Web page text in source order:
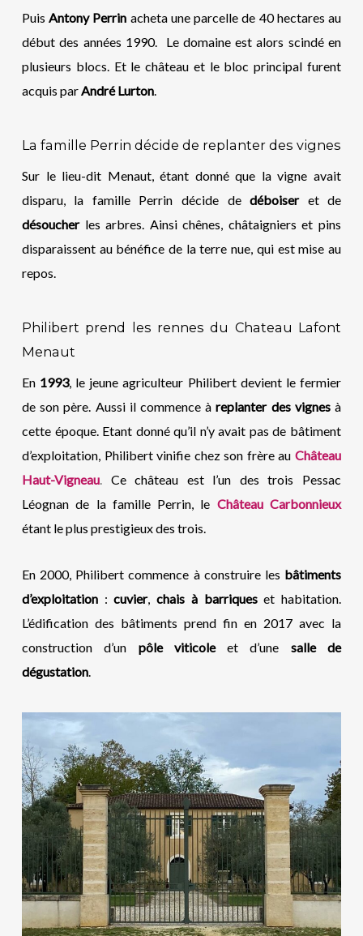
PuisAntony Perrin acheta une parcelle de 40 hectares au
début des années 1990.
Le domaine est alors scindé en
plusieurs blocs. Et le château et le bloc principal furent
acquis parAndré Lurton.
La famille Perrin décide de replanter des vignes
Sur le lieu-dit Menaut, étant donné que la vigne avait
disparu, la famille Perrin décide dedéboiseret de
désoucherles arbres. Ainsi chênes, châtaigniers et pins
disparaissent au bénéfice de la terre nue, qui est mise au
repos.
Philibert prend les rennes du Chateau Lafont
Menaut
En 1993, le jeune agriculteur Philibert devient le fermier
de son père. Aussi il commence àreplanter des vignesà
cette époque. Etant donné qu’il n’y avait pas de bâtiment
d’exploitation, Philibert vinifie chez son frère au Château
Haut-Vigneau.Ce château est l’un des trois Pessac
Léognan de la famille Perrin, le Château Carbonnieux
étant le plus prestigieux des trois.
En 2000, Philibert commence à construire les bâtiments
d’exploitation:cuvier,chais à barriqueset habitation.
L’édification des bâtiments prend fin en 2017 avec la
construction d’un pôle viticoleet d’une salle de
dégustation.